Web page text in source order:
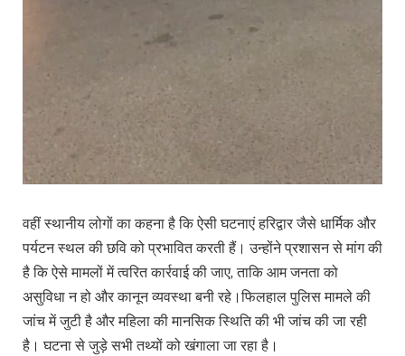
वहीं स्थानीय लोगों का कहना है कि ऐसी घटनाएं हरिद्वार जैसे धार्मिक और
पर्यटन स्थल की छवि को प्रभावित करती हैं। उन्होंने प्रशासन से मांग की
है कि ऐसे मामलों में त्वरित कार्रवाई की जाए, ताकि आम जनता को
असुविधा न हो और कानून व्यवस्था बनी रहे।फिलहाल पुलिस मामले की
जांच में जुटी है और महिला की मानसिक स्थिति की भी जांच की जा रही
है। घटना से जुड़े सभी तथ्यों को खंगाला जा रहा है।